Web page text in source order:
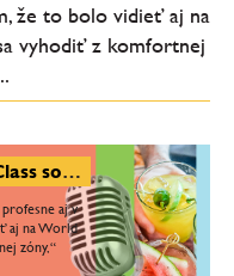
že to bolo vidieť aj na
vyhodiť z komfortnej
Adrián Michalčík: Pri World Class som neurobil kompromis. Som barman, ale šport mi dodáva energiu
aj v
aj na World
zóny,“